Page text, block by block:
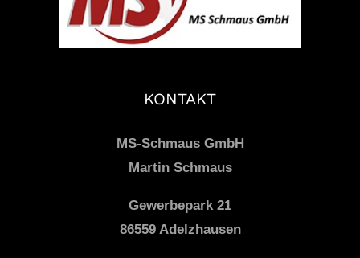
KONTAKT
MS-Schmaus GmbH
Martin Schmaus
Gewerbepark 21
86559 Adelzhausen